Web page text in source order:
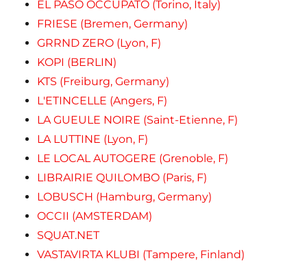
EL PASO OCCUPATO (Torino, Italy)
FRIESE (Bremen, Germany)
GRRND ZERO (Lyon, F)
KOPI (BERLIN)
KTS (Freiburg, Germany)
L'ETINCELLE (Angers, F)
LA GUEULE NOIRE (Saint-Etienne, F)
LA LUTTINE (Lyon, F)
LE LOCAL AUTOGERE (Grenoble, F)
LIBRAIRIE QUILOMBO (Paris, F)
LOBUSCH (Hamburg, Germany)
OCCII (AMSTERDAM)
SQUAT.NET
VASTAVIRTA KLUBI (Tampere, Finland)